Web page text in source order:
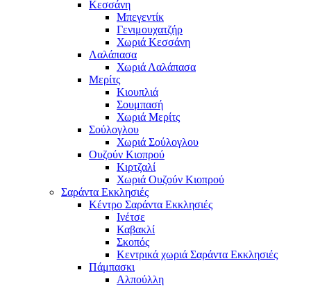
Κεσσάνη
Μπεγεντίκ
Γενιμουχατζήρ
Χωριά Κεσσάνη
Λαλάπασα
Χωριά Λαλάπασα
Μερίτς
Κιουπλιά
Σουμπασή
Χωριά Μερίτς
Σούλογλου
Χωριά Σούλογλου
Ουζούν Κιοπρού
Κιρτζαλί
Χωριά Ουζούν Κιοπρού
Σαράντα Εκκλησιές
Κέντρο Σαράντα Εκκλησιές
Ινέτσε
Καβακλί
Σκοπός
Κεντρικά χωριά Σαράντα Εκκλησιές
Πάμπασκι
Αλπούλλη